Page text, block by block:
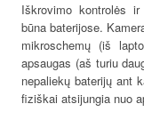
Iškrovimo kontrolės
būna baterijose.
mikroschemų (iš
apsaugas (aš turiu
nepaliekų baterijų ant
fiziškai atsijungia nuo